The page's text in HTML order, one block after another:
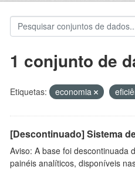
1 conjunto de
Etiquetas: economia
[Descontinuado] Sistema
Aviso: A base foi descontinuada
painéis analíticos, disponíveis